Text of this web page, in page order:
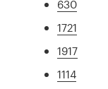
630
1721
1917
1114